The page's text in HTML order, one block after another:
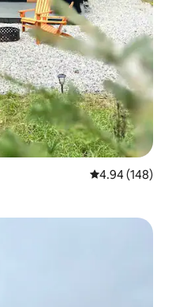
Calificación
4.94 (148)